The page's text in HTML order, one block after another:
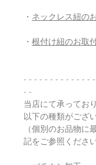
・ ネックレス紐の
・ 根付け紐のお取
- - - - - - - - - - - - -
- -
当店にて承ってお
以下の種類がござ
（個別のお品物に
記をご参照ください